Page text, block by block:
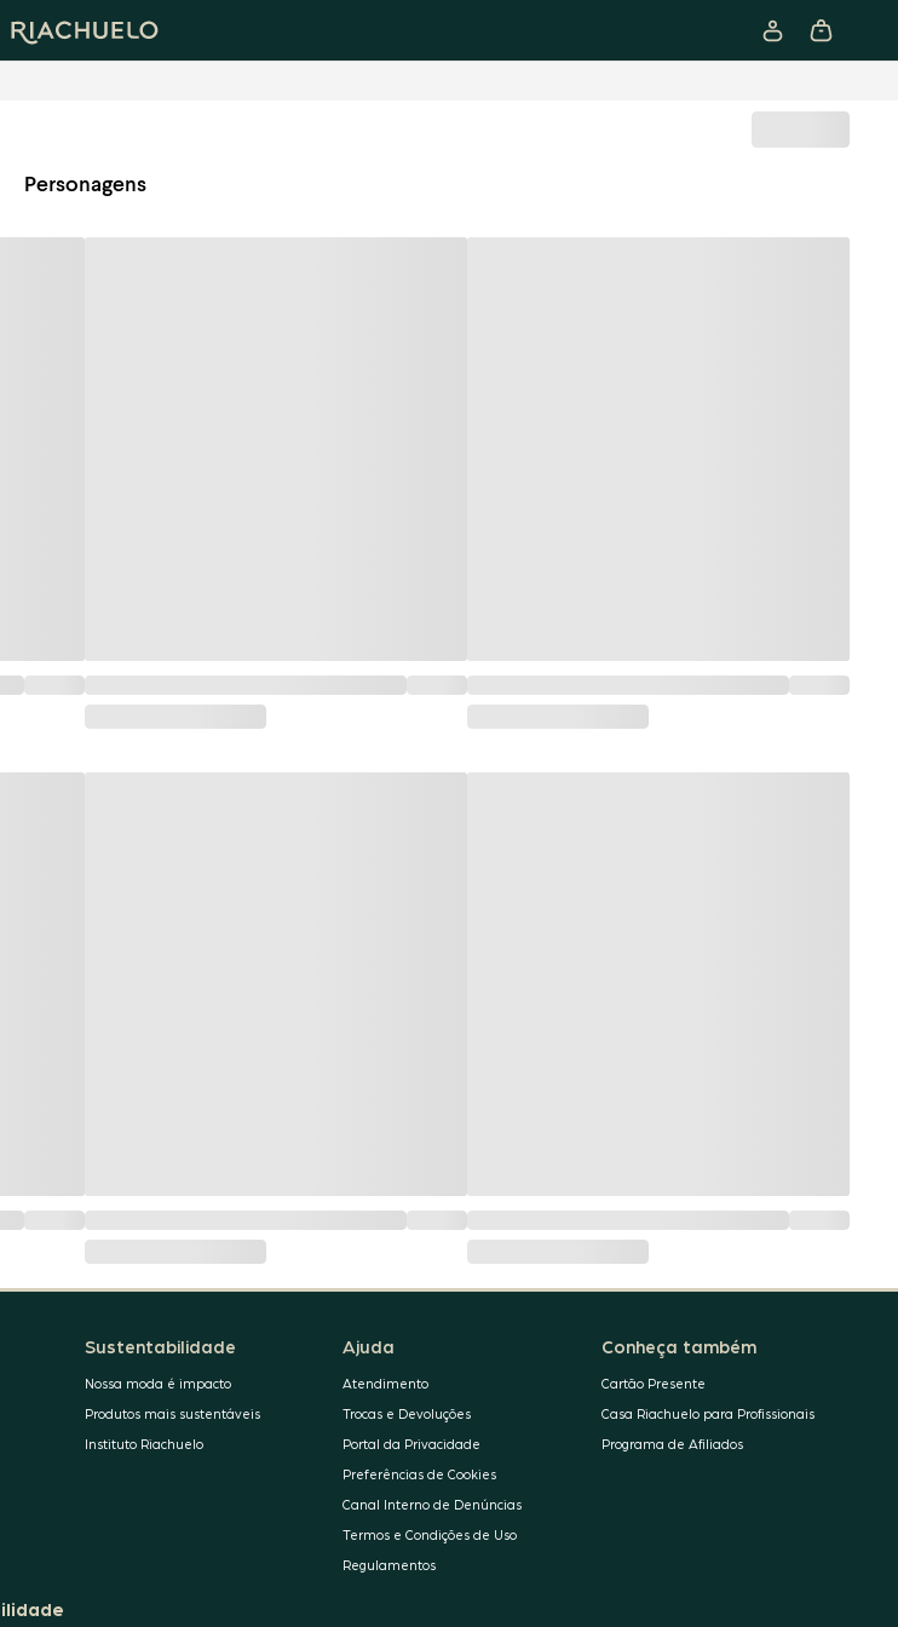
Personagens
Sustentabilidade
Nossa moda é impacto
Produtos mais sustentáveis
Instituto Riachuelo
Ajuda
Atendimento
Trocas e Devoluções
Portal da Privacidade
Preferências de Cookies
Canal Interno de Denúncias
Termos e Condições de Uso
Regulamentos
Conheça também
Cartão Presente
Casa Riachuelo para Profissionais
Programa de Afiliados